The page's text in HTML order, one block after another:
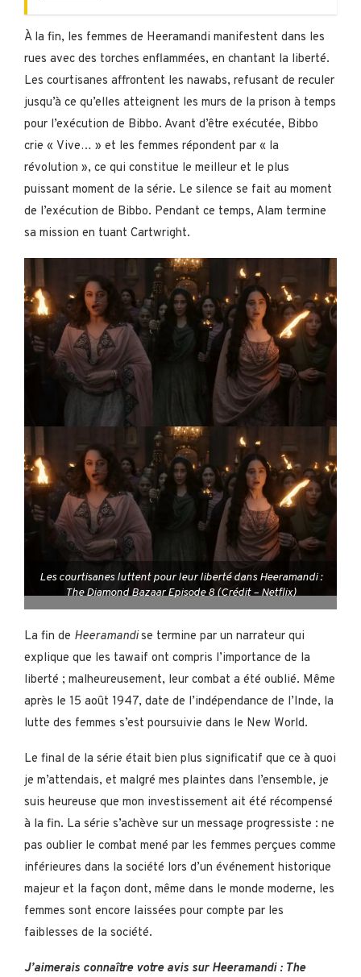
À la fin, les femmes de Heeramandi manifestent dans les
rues avec des torches enflammées, en chantant la liberté.
Les courtisanes affrontent les nawabs, refusant de reculer
jusqu’à ce qu’elles atteignent les murs de la prison à temps
pour l’exécution de Bibbo. Avant d’être exécutée, Bibbo
crie « Vive… » et les femmes répondent par « la
révolution », ce qui constitue le meilleur et le plus
puissant moment de la série. Le silence se fait au moment
de l’exécution de Bibbo. Pendant ce temps, Alam termine
sa mission en tuant Cartwright.
Les courtisanes luttent pour leur liberté dans Heeramandi :
The Diamond Bazaar Episode 8 (Crédit – Netflix)
La fin de Heeramandise termine par un narrateur qui
explique que les tawaif ont compris l’importance de la
liberté ; malheureusement, leur combat a été oublié. Même
après le 15 août 1947, date de l’indépendance de l’Inde, la
lutte des femmes s’est poursuivie dans le New World.
Le final de la série était bien plus significatif que ce à quoi
je m’attendais, et malgré mes plaintes dans l’ensemble, je
suis heureuse que mon investissement ait été récompensé
à la fin. La série s’achève sur un message progressiste : ne
pas oublier le combat mené par les femmes perçues comme
inférieures dans la société lors d’un événement historique
majeur et la façon dont, même dans le monde moderne, les
femmes sont encore laissées pour compte par les
faiblesses de la société.
J’aimerais connaître votre avis sur Heeramandi : The